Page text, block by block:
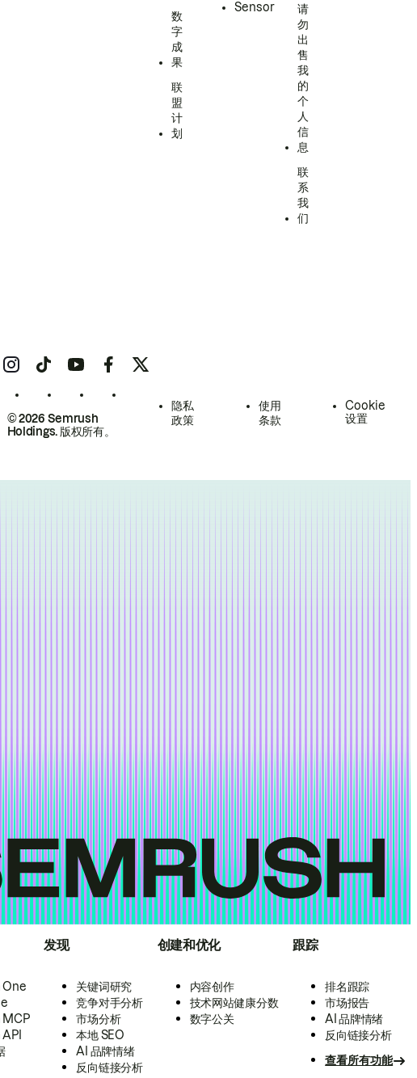
One
MCP
发现
关键词研究
竞争对手分析
市场分析
本地 SEO
AI 品牌情绪
反向链接分析
创建和优化
内容创作
技术网站健康分数
数字公关
跟踪
排名跟踪
市场报告
AI 品牌情绪
反向链接分析
查看所有功能
数
字
成
果
联
盟
计
划
Sensor
请
勿
出
售
我
的
个
人
信
息
联
系
我
们
© 2026 Semrush
Holdings. 版权所有。
隐私
政策
使用
条款
Cookie
设置